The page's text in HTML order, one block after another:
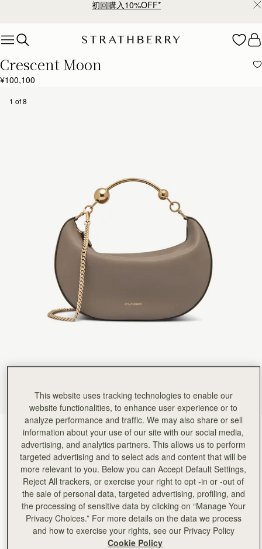
初回購入10%OFF*
Crescent Moon
¥100,100
1 of 8
Taupe(1 色)
カートに追加
¥35,000以上で配送料無料
This website uses tracking technologies to enable our
website functionalities, to enhance user experience or to
analyze performance and traffic. We may also share or sell
information about your use of our site with our social media,
advertising, and analytics partners. This allows us to perform
targeted advertising and to select ads and content that will be
more relevant to you. Below you can Accept Default Settings,
Reject All trackers, or exercise your right to opt -in or -out of
the sale of personal data, targeted advertising, profiling, and
the processing of sensitive data by clicking on “Manage Your
Privacy Choices.” For more details on the data we process
and how to exercise your rights, see our Privacy Policy
Cookie Policy